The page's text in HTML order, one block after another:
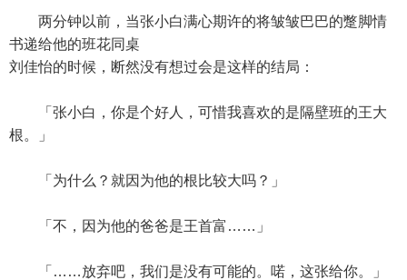
两分钟以前，当张小白满心期许的将皱皱巴巴的蹩脚情
书递给他的班花同桌
刘佳怡的时候，断然没有想过会是这样的结局：
「张小白，你是个好人，可惜我喜欢的是隔壁班的王大
根。」
「为什么？就因为他的根比较大吗？」
「不，因为他的爸爸是王首富……」
「……放弃吧，我们是没有可能的。喏，这张给你。」